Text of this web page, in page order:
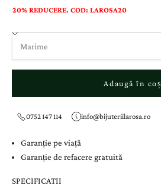
20% REDUCERE. COD: LAROSA20
Adaugă în coș
0752 147 114 info@bijuteriilarosa.ro
Garanție pe viață
Garanție de refacere gratuită
SPECIFICATII